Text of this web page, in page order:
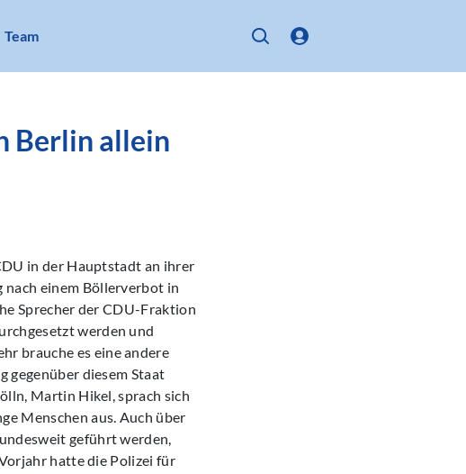
Team
Berlin allein
in der Hauptstadt an ihrer
nach einem Böllerverbot in
Sprecher der CDU-Fraktion
werden und
brauche es eine andere
gegenüber diesem Staat
Martin Hikel, sprach sich
Menschen aus. Auch über
geführt werden,
hatte die Polizei für